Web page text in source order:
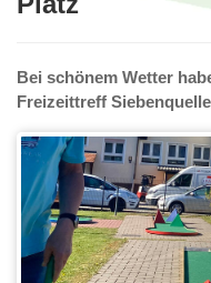
Bei schönem Wetter
Freizeittreff